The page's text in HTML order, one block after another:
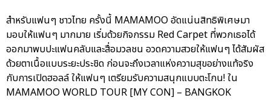
สำหรับแฟนๆ ชาวไทย ครั้งนี้ MAMAMOO อัดแน่นสิทธิพิเศษมา
มอบให้แฟนๆ มากมาย เริ่มด้วยกิจกรรม Red Carpet ที่พวกเธอได้
ออกมาพบปะแฟนคลับและสื่อมวลชน อวดความสวยให้แฟนๆ ได้สัมผัส
ด้วยตาเนื้อแบบระยะประชิด ก่อนจะถึงเวลาแห่งความสุขอย่างแท้จริง
กับการเปิดฮอลล์ ให้แฟนๆ เตรียมรับความสนุกแบบตะโกน! ใน
MAMAMOO WORLD TOUR [MY CON] – BANGKOK